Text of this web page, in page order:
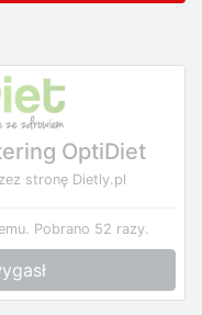
OptiDiet
stronę Dietly.pl
Pobrano 52 razy.